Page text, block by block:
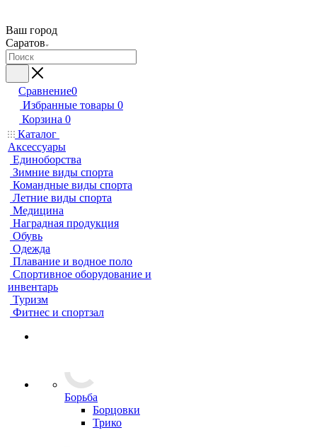
Ваш город
Саратов
Сравнение0
Избранные товары 0
Корзина 0
Каталог
Аксессуары
Единоборства
Зимние виды спорта
Командные виды спорта
Летние виды спорта
Медицина
Наградная продукция
Обувь
Одежда
Плавание и водное поло
Спортивное оборудование и
инвентарь
Туризм
Фитнес и спортзал
Борьба
Борцовки
Трико